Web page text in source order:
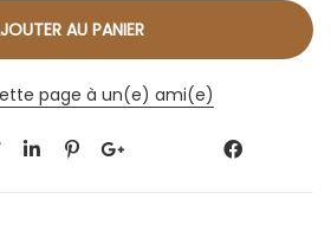
page à un(e) ami(e)